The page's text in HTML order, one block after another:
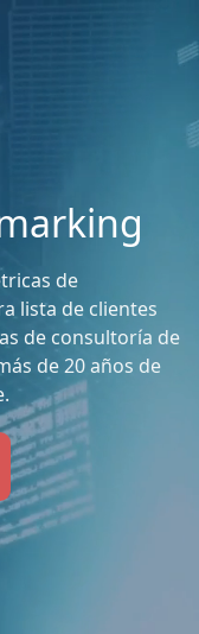
de
lista de clientes
de consultoría de
de 20 años de